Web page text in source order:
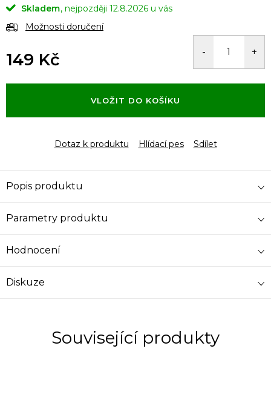
Skladem
12.8.2026
Možnosti doručení
149 Kč
cena:
VLOŽIT DO KOŠÍKU
Dotaz k produktu Hlídací pes Sdílet
Popis produktu
Parametry produktu
Hodnocení
Diskuze
Související produkty